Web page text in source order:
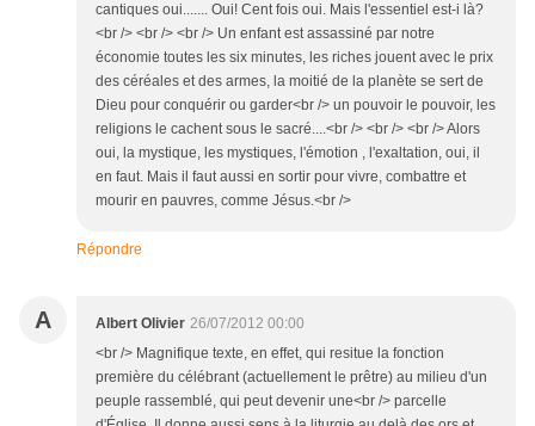
cantiques oui....... Oui! Cent fois oui. Mais l'essentiel est-i là?
<br /> <br /> <br /> Un enfant est assassiné par notre
économie toutes les six minutes, les riches jouent avec le prix
des céréales et des armes, la moitié de la planète se sert de
Dieu pour conquérir ou garder<br /> un pouvoir le pouvoir, les
religions le cachent sous le sacré....<br /> <br /> <br /> Alors
oui, la mystique, les mystiques, l'émotion , l'exaltation, oui, il
en faut. Mais il faut aussi en sortir pour vivre, combattre et
mourir en pauvres, comme Jésus.<br />
Répondre
A Albert Olivier 26/07/2012 00:00
<br /> Magnifique texte, en effet, qui resitue la fonction
première du célébrant (actuellement le prêtre) au milieu d'un
peuple rassemblé, qui peut devenir une<br /> parcelle